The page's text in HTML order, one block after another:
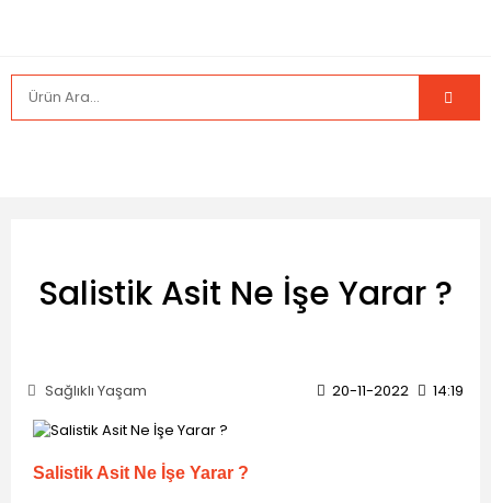
Salistik Asit Ne İşe Yarar ?
Sağlıklı Yaşam 20-11-2022 14:19
Salistik Asit Ne İşe Yarar ?